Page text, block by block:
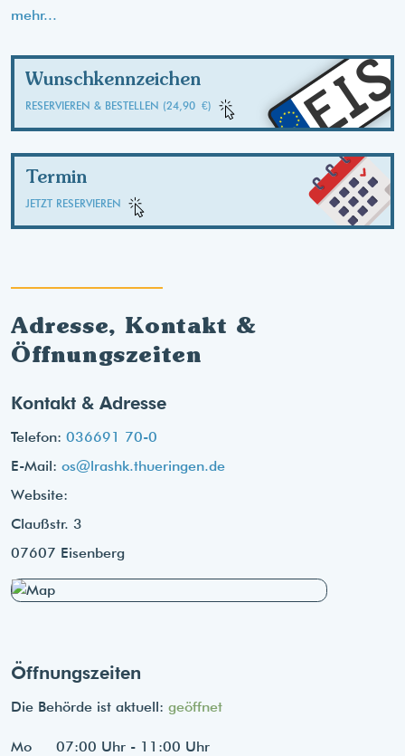
mehr...
Wunschkennzeichen
RESERVIEREN & BESTELLEN (24,90 €) EIS
Termin
JETZT RESERVIEREN
Adresse, Kontakt &
Öffnungszeiten
Kontakt & Adresse
Telefon: 036691 70-0
E-Mail: os@lrashk.thueringen.de
Website:
Claußstr. 3
07607 Eisenberg
Öffnungszeiten
Die Behörde ist aktuell: geöffnet
Mo
07:00 Uhr - 11:00 Uhr